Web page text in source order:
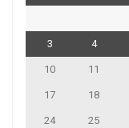
3 4
10 11
17 18
24 25